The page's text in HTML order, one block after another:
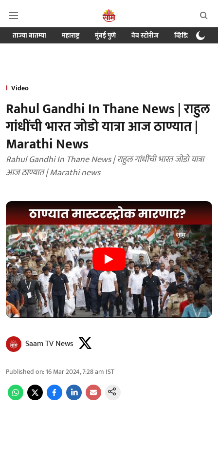
ताज्या बातम्या महाराष्ट्र मुंबई पुणे वेब स्टोरीज व्हिडिओ
Video
Rahul Gandhi In Thane News | राहुल
गांधींची भारत जोडो यात्रा आज ठाण्यात |
Marathi News
Rahul Gandhi In Thane News | राहुल गांधींची भारत जोडो यात्रा
आज ठाण्यात | Marathi news
Saam TV News
Published on:16 Mar 2024, 7:28 am IST